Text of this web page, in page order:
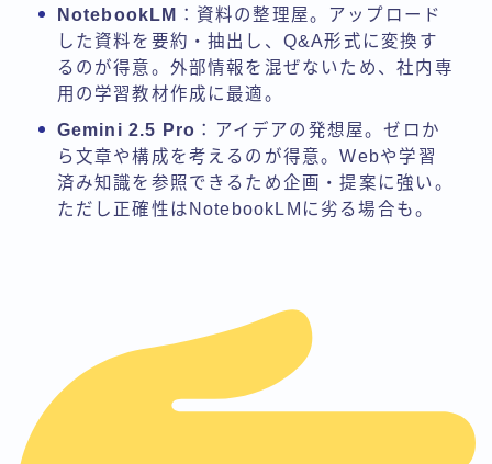
NotebookLM ：資料の整理屋。アップロード
した資料を要約・抽出し、Q&A形式に変換す
るのが得意。外部情報を混ぜないため、社内専
用の学習教材作成に最適。
Gemini 2.5 Pro ：アイデアの発想屋。ゼロか
ら文章や構成を考えるのが得意。Webや学習
済み知識を参照できるため企画・提案に強い。
ただし正確性はNotebookLMに劣る場合も。